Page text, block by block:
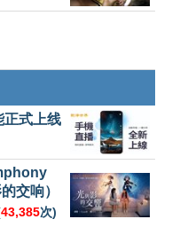
正式上线
交响）
43,385次)